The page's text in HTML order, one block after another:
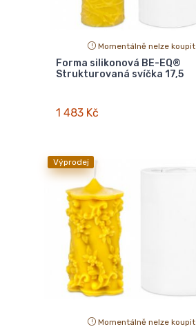
Momentálně nelze koupit
Forma silikonová BE-EQ®
Strukturovaná svíčka 17,5
1 483 Kč
Výprodej
Momentálně nelze koupit